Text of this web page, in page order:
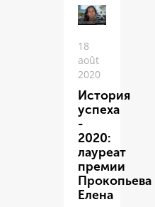
18
août
2020
История
успеха
-
2020:
лауреат
премии
Прокопьева
Елена